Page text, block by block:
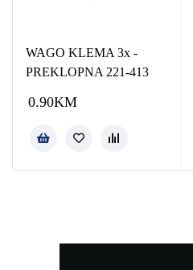
WAGO KLEMA 3x -
PREKLOPNA 221-413
0.90KM